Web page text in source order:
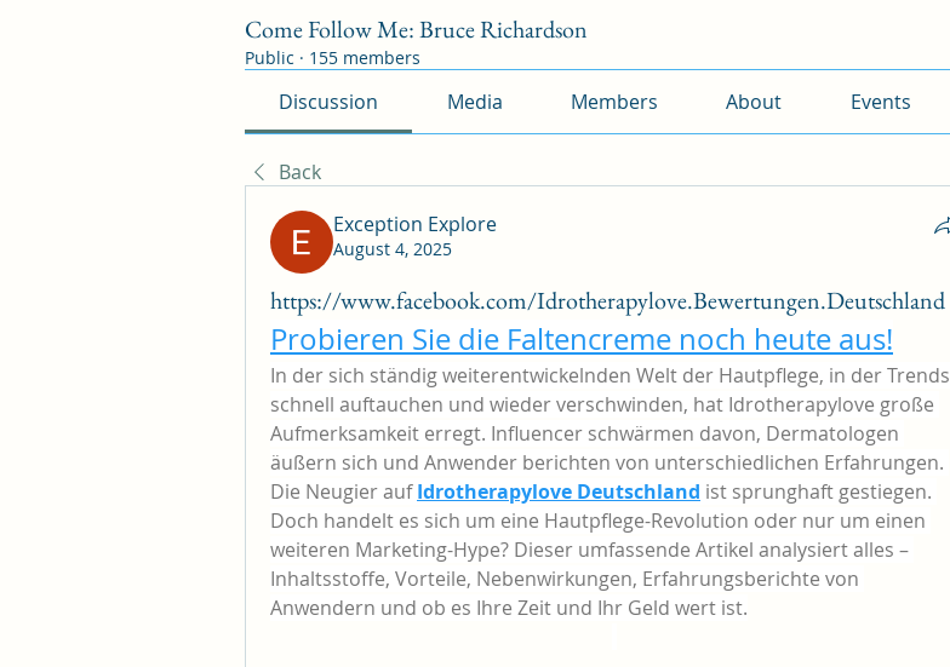
Come Follow Me: Bruce Richardson
Public · 155 members
Discussion Media Members About Events
Back
Exception Explore
August 4, 2025
https://www.facebook.com/Idrotherapylove.Bewertungen.Deutschland
Probieren Sie die Faltencreme noch heute aus!
In der sich ständig weiterentwickelnden Welt der Hautpflege, in der Trends
schnell auftauchen und wieder verschwinden, hat Idrotherapylove große
Aufmerksamkeit erregt. Influencer schwärmen davon, Dermatologen
äußern sich und Anwender berichten von unterschiedlichen Erfahrungen.
Die Neugier auf Idrotherapylove Deutschland ist sprunghaft gestiegen.
Doch handelt es sich um eine Hautpflege-Revolution oder nur um einen
weiteren Marketing-Hype? Dieser umfassende Artikel analysiert alles –
Inhaltsstoffe, Vorteile, Nebenwirkungen, Erfahrungsberichte von
Anwendern und ob es Ihre Zeit und Ihr Geld wert ist.